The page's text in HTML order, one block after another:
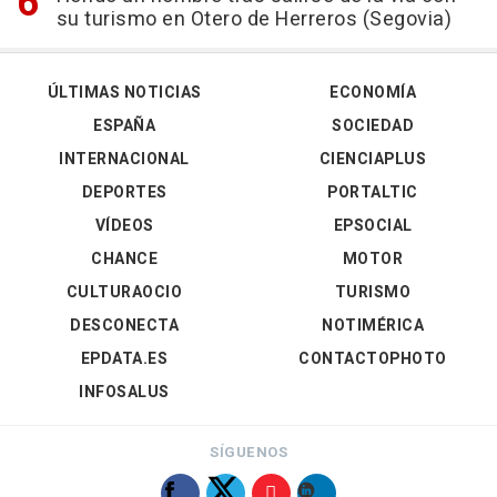
su turismo en Otero de Herreros (Segovia)
ÚLTIMAS NOTICIAS
ESPAÑA
INTERNACIONAL
DEPORTES
VÍDEOS
ECONOMÍA
SOCIEDAD
CIENCIAPLUS
PORTALTIC
EPSOCIAL
CHANCE
CULTURAOCIO
DESCONECTA
EPDATA.ES
INFOSALUS
MOTOR
TURISMO
NOTIMÉRICA
CONTACTOPHOTO
SÍGUENOS